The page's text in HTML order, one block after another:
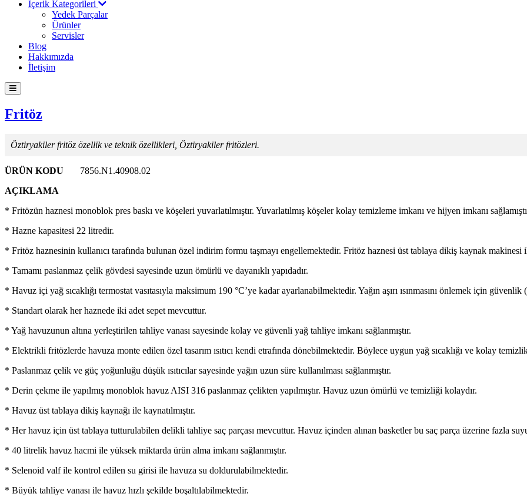
İçerik Kategorileri
Yedek Parçalar
Ürünler
Servisler
Blog
Hakkımızda
İletişim
Fritöz
Öztiryakiler fritöz özellik ve teknik özellikleri, Öztiryakiler fritözleri.
ÜRÜN KODU
7856.N1.40908.02
AÇIKLAMA
* Fritözün haznesi monoblok pres baskı ve köşeleri yuvarlatılmıştır. Yuvarlatılmış köşeler kolay temizleme imkanı ve hijyen imkanı
* Hazne kapasitesi 22 litredir.
* Fritöz haznesinin kullanıcı tarafında bulunan özel indirim formu taşmayı engellemektedir. Fritöz haznesi üst tablaya dikiş kaynak
* Tamamı paslanmaz çelik gövdesi sayesinde uzun ömürlü ve dayanıklı yapıdadır.
* Havuz içi yağ sıcaklığı termostat vasıtasıyla maksimum 190 °C’ye kadar ayarlanabilmektedir. Yağın aşırı ısınmasını önlemek için
* Standart olarak her haznede iki adet sepet mevcuttur.
* Yağ havuzunun altına yerleştirilen tahliye vanası sayesinde kolay ve güvenli yağ tahliye imkanı sağlanmıştır.
* Elektrikli fritözlerde havuza monte edilen özel tasarım ısıtıcı kendi etrafında dönebilmektedir. Böylece uygun yağ sıcaklığı ve kolay
* Paslanmaz çelik ve güç yoğunluğu düşük ısıtıcılar sayesinde yağın uzun süre kullanılması sağlanmıştır.
* Derin çekme ile yapılmış monoblok havuz AISI 316 paslanmaz çelikten yapılmıştır. Havuz uzun ömürlü ve temizliği kolaydır.
* Havuz üst tablaya dikiş kaynağı ile kaynatılmıştır.
* Her havuz için üst tablaya tutturulabilen delikli tahliye saç parçası mevcuttur. Havuz içinden alınan basketler bu saç parça üzerine fazla
* 40 litrelik havuz hacmi ile yüksek miktarda ürün alma imkanı sağlanmıştır.
* Selenoid valf ile kontrol edilen su girisi ile havuza su doldurulabilmektedir.
* Büyük tahliye vanası ile havuz hızlı şekilde boşaltılabilmektedir.